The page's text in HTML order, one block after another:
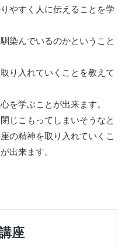
やすく人に伝えることを学
染んでいるのかということ
り入れていくことを教えて
を学ぶことが出来ます。
じこもってしまいそうなと
の精神を取り入れていくこ
出来ます。